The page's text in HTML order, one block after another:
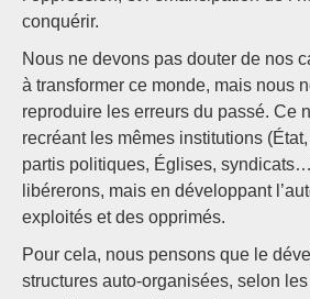
conquérir.
Nous ne devons pas douter de nos
à transformer ce monde, mais nous
reproduire les erreurs du passé. Ce
recréant les mêmes institutions
partis politiques, Églises,
libérerons, mais en développant
exploités et des opprimés.
Pour cela, nous pensons que le
structures auto-organisées, selon